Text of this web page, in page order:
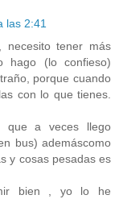
las 2:41
necesito tener más
hago (lo confieso)
porque cuando
con lo que tienes.
que a veces llego
bus) ademáscomo
y cosas pesadas es
bien , yo lo he